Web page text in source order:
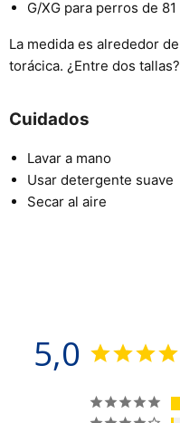
G/XG para perros de 81
La medida es alrededor
torácica. ¿Entre dos
Cuidados
Lavar a mano
Usar detergente suave
Secar al aire
5,0